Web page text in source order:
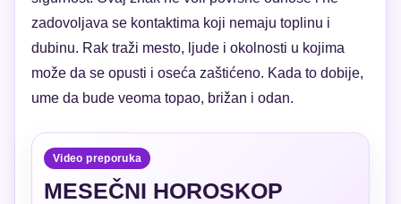
zadovoljava se kontaktima koji nemaju toplinu i
dubinu. Rak traži mesto, ljude i okolnosti u kojima
može da se opusti i oseća zaštićeno. Kada to dobije,
ume da bude veoma topao, brižan i odan.
Video preporuka
MESEČNI HOROSKOP